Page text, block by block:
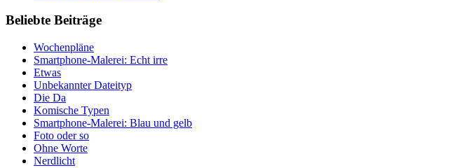
Beliebte Beiträge
Wochenpläne
Smartphone-Malerei: Echt irre
Etwas
Unbekannter Dateityp
Die Da
Komische Typen
Smartphone-Malerei: Blau und gelb
Foto oder so
Ohne Worte
Nerdlicht